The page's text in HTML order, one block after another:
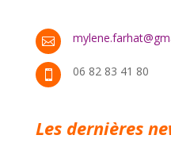

 06 82 83 41 80
Les dernières